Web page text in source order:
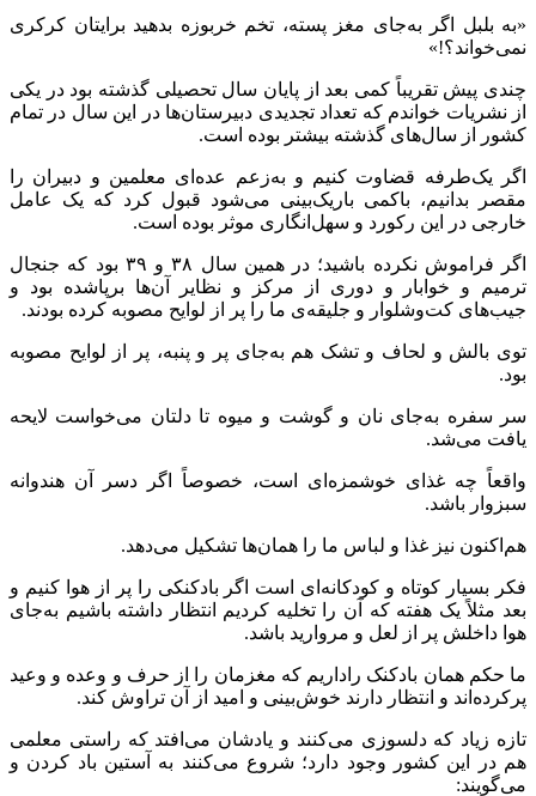
«به بلبل اگر به‌جای مغز پسته، تخم خربوزه بدهید برایتان کرکری
نمی‌خواند؟!»
چندی پیش تقریباً کمی بعد از پایان سال تحصیلی گذشته بود در یکی
از نشریات خواندم که تعداد تجدیدی دبیرستان‌ها در این سال در تمام
کشور از سال‌های گذشته بیشتر بوده است.
اگر یک‌طرفه قضاوت کنیم و به‌زعم عده‌ای معلمین و دبیران را
مقصر بدانیم، باکمی باریک‌بینی می‌شود قبول کرد که یک عامل
خارجی در این رکورد و سهل‌انگاری موثر بوده است.
اگر فراموش نکرده باشید؛ در همین سال ۳۸ و ۳۹ بود که جنجال
ترمیم و خوابار و دوری از مرکز و نظایر آن‌ها برپاشده بود و
جیب‌های کت‌وشلوار و جلیقه‌ی ما را پر از لوایح مصوبه کرده بودند.
توی بالش و لحاف و تشک هم به‌جای پر و پنبه، پر از لوایح مصوبه
بود.
سر سفره به‌جای نان و گوشت و میوه تا دلتان می‌خواست لایحه
یافت می‌شد.
واقعاً چه غذای خوشمزه‌ای است، خصوصاً اگر دسر آن هندوانه
سبزوار باشد.
هم‌اکنون نیز غذا و لباس ما را همان‌ها تشکیل می‌دهد.
فکر بسیار کوتاه و کودکانه‌ای است اگر بادکنکی را پر از هوا کنیم و
بعد مثلاً یک هفته که آن را تخلیه کردیم انتظار داشته باشیم به‌جای
هوا داخلش پر از لعل و مروارید باشد.
ما حکم همان بادکنک راداریم که مغزمان را از حرف و وعده و وعید
پرکرده‌اند و انتظار دارند خوش‌بینی و امید از آن تراوش کند.
تازه زیاد که دلسوزی می‌کنند و یادشان می‌افتد که راستی معلمی
هم در این کشور وجود دارد؛ شروع می‌کنند به آستین باد کردن و
می‌گویند: